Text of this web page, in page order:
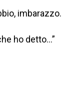
imbarazzo.
ho detto…”